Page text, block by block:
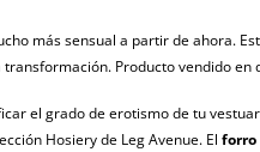
más sensual a partir de ahora.
Producto vendido en
el grado de erotismo de tu
Hosiery de Leg Avenue. El forro